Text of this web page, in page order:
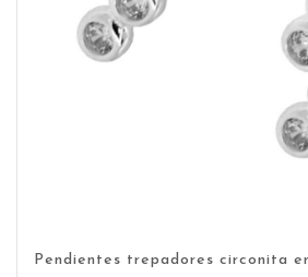
Pendientes trepadores circonita